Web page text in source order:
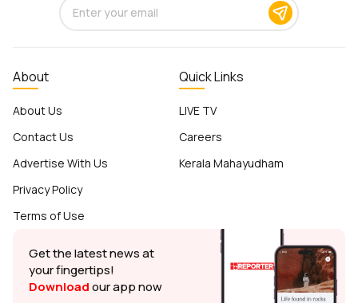
About
About Us
Contact Us
Advertise With Us
Privacy Policy
Terms of Use
Quick Links
LIVE TV
Careers
Kerala Mahayudham
Get the latest news at
your fingertips!
Downloadour app now